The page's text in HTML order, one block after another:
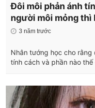
Đôi môi phản ánh
người môi mỏng thì
3 năm trước
Nhân tướng học cho rằng
tính cách và phần nào